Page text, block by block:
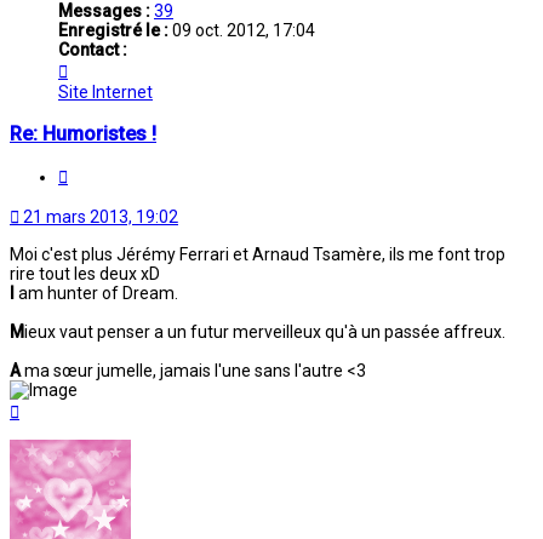
Messages :39
Enregistré le :09 oct. 2012, 17:04
Contact :
Eternia
Site Internet
Re: Humoristes !
21 mars 2013, 19:02
Moi c'est plus Jérémy Ferrari et Arnaud Tsamère, ils me font trop
rire tout les deux xD
am hunter of Dream.
Mieux vaut penser a un futur merveilleux qu'à un passée affreux.
Ama sœur jumelle, jamais l'une sans l'autre <3